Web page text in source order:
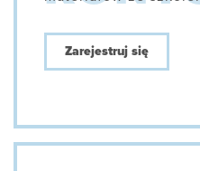
Zarejestruj się